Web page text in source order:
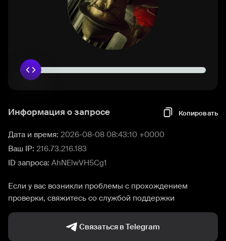
Информация о запросе Копировать
Дата и время: 2026-08-08 08:43:10 +0000
Ваш IP: 216.73.216.183
ID запроса: AhNElwVH5Cg1
Если у вас возникли проблемы с прохождением
проверки, свяжитесь со службой поддержки
Связаться в Telegram